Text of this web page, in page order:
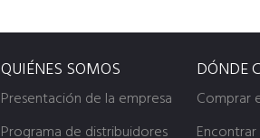
QUIÉNES SOMOS
Presentación de la empresa
Programa de distribuidores
DÓNDE
Comprar